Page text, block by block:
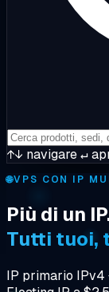
↑↓ navigare↵
🌐VPS CON IP
Più di un
Tutti tuoi,
IP primario IPv4